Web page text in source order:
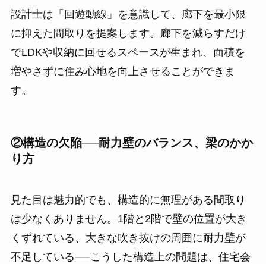
設計士は「回遊動線」を意識して、廊下を最小限
に抑えた間取りを提案します。廊下を減らすだけ
でLDKや収納に回せるスペースが生まれ、面積を
増やさずに住み心地を向上させることができま
す。
②構造の欠陥──耐力壁のバランス、梁のかか
り方
見た目は魅力的でも、構造的に無理がある間取り
は少なくありません。1階と2階で壁の位置が大き
くずれている、大きな吹き抜けの周囲に耐力壁が
不足している──こうした構造上の問題は、住宅会